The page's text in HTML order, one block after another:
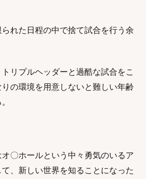
れた日程の中で捨て試合を行う余
リプルヘッダーと過酷な試合をこ
の環境を用意しないと難しい年齢
〇ホールという中々勇気のいるア
、新しい世界を知ることになった